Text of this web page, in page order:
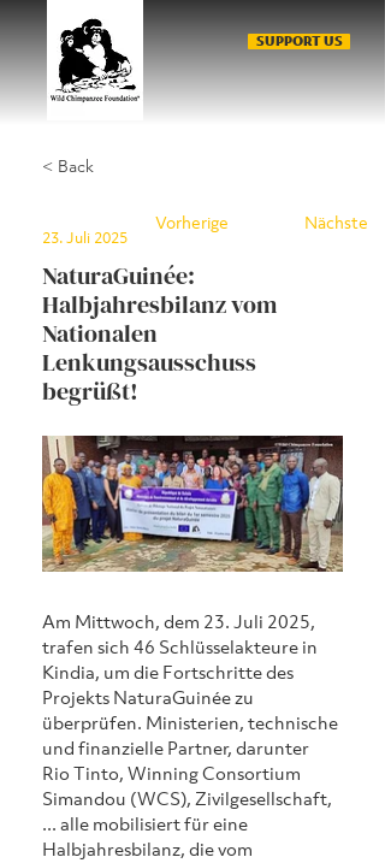
SUPPORT US
< Back
NaturaGuinée:
Halbjahresbilanz vom
Nationalen
Lenkungsausschuss
begrüßt!
23. Juli 2025
Vorherige Nächste
Am Mittwoch, dem 23. Juli 2025,
trafen sich 46 Schlüsselakteure in
Kindia, um die Fortschritte des
Projekts NaturaGuinée zu
überprüfen. Ministerien, technische
und finanzielle Partner, darunter
Rio Tinto, Winning Consortium
Simandou (WCS), Zivilgesellschaft,
... alle mobilisiert für eine
Halbjahresbilanz, die vom